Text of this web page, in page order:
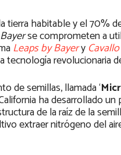
habitable y el 70%
se comprometen a
Leaps by Bayery
revolucionaria
de semillas, llamada ‘
ha desarrollado
de la raíz de la
extraer nitrógeno del